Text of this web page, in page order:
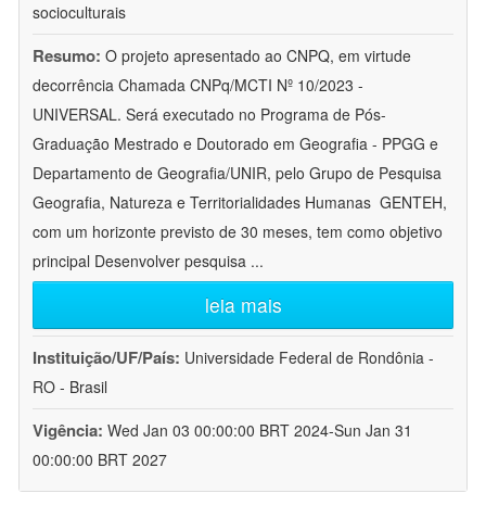
socioculturais
Resumo: O projeto apresentado ao CNPQ, em virtude
decorrência Chamada CNPq/MCTI Nº 10/2023 -
UNIVERSAL. Será executado no Programa de Pós-
Graduação Mestrado e Doutorado em Geografia - PPGG e
Departamento de Geografia/UNIR, pelo Grupo de Pesquisa
Geografia, Natureza e Territorialidades Humanas  GENTEH,
com um horizonte previsto de 30 meses, tem como objetivo
principal Desenvolver pesquisa ...
leia mais
Instituição/UF/País: Universidade Federal de Rondônia -
RO - Brasil
Vigência: Wed Jan 03 00:00:00 BRT 2024-Sun Jan 31
00:00:00 BRT 2027